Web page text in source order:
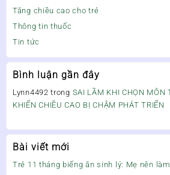
Tăng chiều cao cho trẻ
Thông tin thuốc
Tin tức
Bình luận gần đây
Lynn4492 trong SAI LẦM KHI CHỌN MÔN
KHIẾN CHIỀU CAO BỊ CHẬM PHÁT TRIỂN
Bài viết mới
Trẻ 11 tháng biếng ăn sinh lý: Mẹ nên